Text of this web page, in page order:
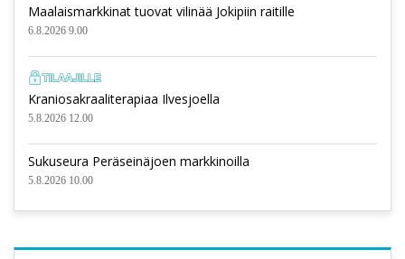
Maalaismarkkinat tuovat vilinää Jokipiin raitille
6.8.2026 9.00
Kraniosakraaliterapiaa Ilvesjoella
5.8.2026 12.00
Sukuseura Peräseinäjoen markkinoilla
5.8.2026 10.00